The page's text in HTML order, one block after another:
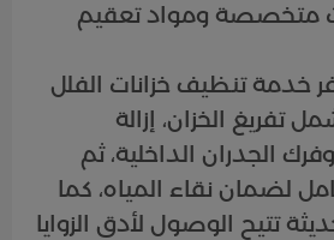
متخصصة ومواد تعقيم
خدمة تنظيف خزانات الفلل
تفريغ الخزان، إزالة
وفرك الجدران الداخلية، ثم
لضمان نقاء المياه، كما
تتيح الوصول لأدق الزوايا